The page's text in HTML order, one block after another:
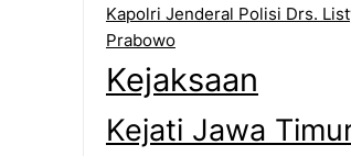
Kapolri Jenderal Polisi Drs.
Prabowo
Kejaksaan
Kejati Jawa